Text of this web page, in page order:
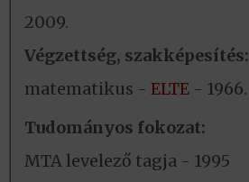
2009.
Végzettség, szakképesítés:
matematikus - ELTE - 1966.
Tudományos fokozat:
MTA levelező tagja - 1995